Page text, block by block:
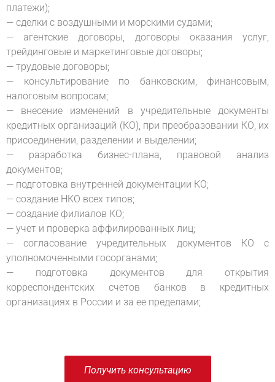
платежи);
— сделки с воздушными и морскими судами;
— агентские договоры, договоры оказания услуг,
трейдинговые и маркетинговые договоры;
— трудовые договоры;
— консультирование по банковским, финансовым,
налоговым вопросам;
— внесение изменений в учредительные документы
кредитных организаций (КО), при преобразовании КО, их
присоединении, разделении и выделении;
— разработка бизнес-плана, правовой анализ
документов;
— подготовка внутренней документации КО;
— создание НКО всех типов;
— создание филиалов КО;
— учет и проверка аффилированных лиц;
— согласование учредительных документов КО с
уполномоченными госорганами;
— подготовка документов для открытия
корреспондентских счетов банков в кредитных
организациях в России и за ее пределами;
Получить консультацию